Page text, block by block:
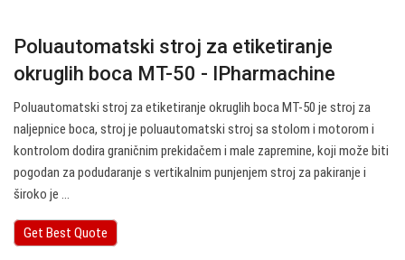
Poluautomatski stroj za etiketiranje
okruglih boca MT-50 - IPharmachine
Poluautomatski stroj za etiketiranje okruglih boca MT-50 je stroj za
naljepnice boca, stroj je poluautomatski stroj sa stolom i motorom i
kontrolom dodira graničnim prekidačem i male zapremine, koji može biti
pogodan za podudaranje s vertikalnim punjenjem stroj za pakiranje i
široko je ...
Get Best Quote